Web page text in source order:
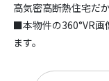
高気密高断熱住宅だ
■本物件の360°VR画
ます。